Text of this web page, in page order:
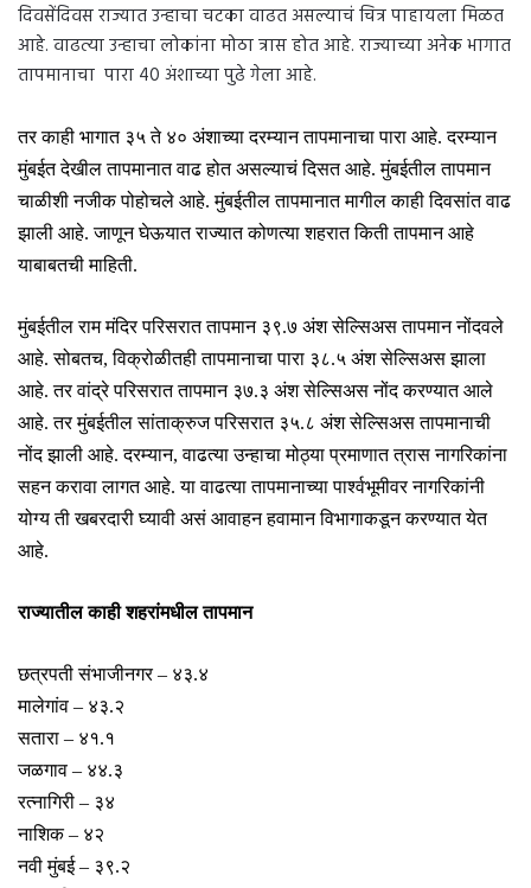
दिवसेंदिवस राज्यात उन्हाचा चटका वाढत असल्याचं चित्र पाहायला मिळत
आहे. वाढत्या उन्हाचा लोकांना मोठा त्रास होत आहे. राज्याच्या अनेक भागात
तापमानाचा पारा 40 अंशाच्या पुढे गेला आहे.
तर काही भागात ३५ ते ४० अंशाच्या दरम्यान तापमानाचा पारा आहे. दरम्यान
मुंबईत देखील तापमानात वाढ होत असल्याचं दिसत आहे. मुंबईतील तापमान
चाळीशी नजीक पोहोचले आहे. मुंबईतील तापमानात मागील काही दिवसांत वाढ
झाली आहे. जाणून घेऊयात राज्यात कोणत्या शहरात किती तापमान आहे
याबाबतची माहिती.
मुंबईतील राम मंदिर परिसरात तापमान ३९.७ अंश सेल्सिअस तापमान नोंदवले
आहे. सोबतच, विक्रोळीतही तापमानाचा पारा ३८.५ अंश सेल्सिअस झाला
आहे. तर वांद्रे परिसरात तापमान ३७.३ अंश सेल्सिअस नोंद करण्यात आले
आहे. तर मुंबईतील सांताक्रुज परिसरात ३५.८ अंश सेल्सिअस तापमानाची
नोंद झाली आहे. दरम्यान, वाढत्या उन्हाचा मोठ्या प्रमाणात त्रास नागरिकांना
सहन करावा लागत आहे. या वाढत्या तापमानाच्या पार्श्वभूमीवर नागरिकांनी
योग्य ती खबरदारी घ्यावी असं आवाहन हवामान विभागाकडून करण्यात येत
आहे.
राज्यातील काही शहरांमधील तापमान
छत्रपती संभाजीनगर – ४३.४
मालेगांव – ४३.२
सतारा – ४१.१
जळगाव – ४४.३
रत्नागिरी – ३४
नाशिक – ४२
नवी मुंबई – ३९.२